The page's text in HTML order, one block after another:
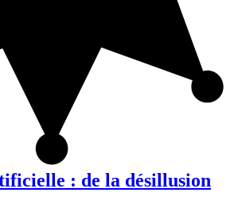
: de la désillusion